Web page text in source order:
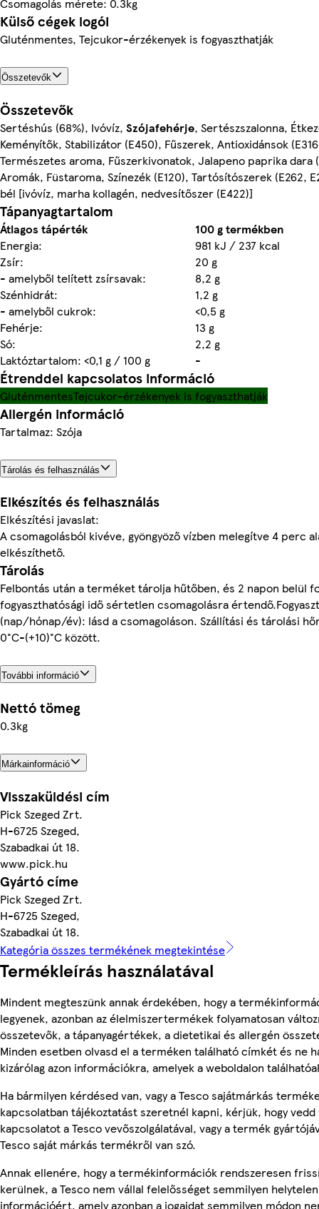
Külső cégek logói
Gluténmentes, Tejcukor-érzékenyek is fogyaszthatják
Összetevők
Összetevők
Sertéshús (68%), Ivóvíz, Szójafehérje, Sertészszalonna,
Keményítők, Stabilizátor (E450), Fűszerek, Antioxidánsok
Természetes aroma, Fűszerkivonatok, Jalapeno paprika dara
Aromák, Füstaroma, Színezék (E120), Tartósítószerek (E262,
bél [ivóvíz, marha kollagén, nedvesítőszer (E422)]
Tápanyagtartalom
Átlagos tápérték
100 g termékben
Energia:
981 kJ / 237 kcal
Zsír:
20 g
- amelyből telített zsírsavak:
8,2 g
Szénhidrát:
1,2 g
- amelyből cukrok:
<0,5 g
Fehérje:
13 g
Só:
2,2 g
Laktóztartalom: <0,1 g / 100 g
-
Étrenddel kapcsolatos információ
GluténmentesTejcukor-érzékenyek is fogyaszthatják
Allergén információ
Tartalmaz: Szója
Tárolás és felhasználás
Elkészítés és felhasználás
Elkészítési javaslat:
A csomagolásból kivéve, gyöngyöző vízben melegítve 4 perc
elkészíthető.
Tárolás
Felbontás után a terméket tárolja hűtőben, és 2 napon belül
fogyaszthatósági idő sértetlen csomagolásra
(nap/hónap/év): lásd a csomagoláson. Szállítási és tárolási
0°C-(+10)°C között.
További információ
Nettó tömeg
0.3kg
Márkainformáció
Visszaküldési cím
Pick Szeged Zrt.
H-6725 Szeged,
Szabadkai út 18.
www.pick.hu
Gyártó címe
Pick Szeged Zrt.
H-6725 Szeged,
Szabadkai út 18.
Kategória összes termékének megtekintése
Termékleírás használatával
Mindent megteszünk annak érdekében, hogy a
legyenek, azonban az élelmiszertermékek folyamatosan
összetevők, a tápanyagértékek, a dietetikai és allergén
Minden esetben olvasd el a terméken található címkét és ne
kizárólag azon információkra, amelyek a weboldalon
Ha bármilyen kérdésed van, vagy a Tesco sajátmárkás
kapcsolatban tájékoztatást szeretnél kapni, kérjük, hogy vedd
kapcsolatot a Tesco vevőszolgálatával, vagy a termék
Tesco saját márkás termékről van szó.
Annak ellenére, hogy a termékinformációk rendszeresen
kerülnek, a Tesco nem vállal felelősséget semmilyen helytelen
információért, amely azonban a jogaidat semmilyen módon